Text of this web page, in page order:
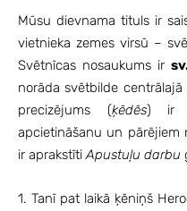
Mūsu dievnama tituls ir
vietnieka zemes virsū –
Svētnīcas nosaukums ir
norāda svētbilde
precizējums (ķēdēs) ir
apcietināšanu un pārējiem
ir aprakstītiApustuļu darbu
1. Tanī pat laikā ķēniņš